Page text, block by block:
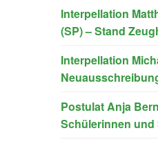
Interpellation
(SP) – Stand
Interpellation
Postulat Anja
Schülerinnen und